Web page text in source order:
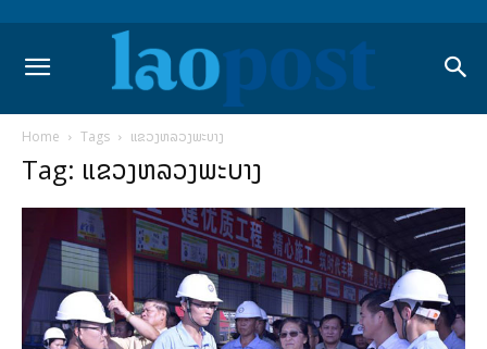
Home Tags ແຂວງຫລວງພະບາງ
Tag: ແຂວງຫລວງພະບາງ